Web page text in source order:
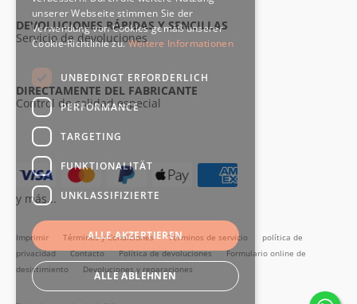
DEVOLUCIONES RÁPIDAS Y SENCILLAS
Servicio de devoluciones
DIRECTAMENTE DEL FABRICANTE
Control de calidad especial
Imprimir Términos y Condiciones Términos de servicio
política de
privacidad
Contacto Política de devoluciones
Formulario online de
desistimiento
Devoluciones y reparaciones
y más...
unserer Webseite stimmen Sie der
Verwendung von Cookies gemäß unserer
Cookie-Richtlinie zu.Weitere Informationen
UNBEDINGT ERFORDERLICH
PERFORMANCE
TARGETING
FUNKTIONALITÄT
UNKLASSIFIZIERTE
ALLE AKZEPTIEREN
ALLE ABLEHNEN